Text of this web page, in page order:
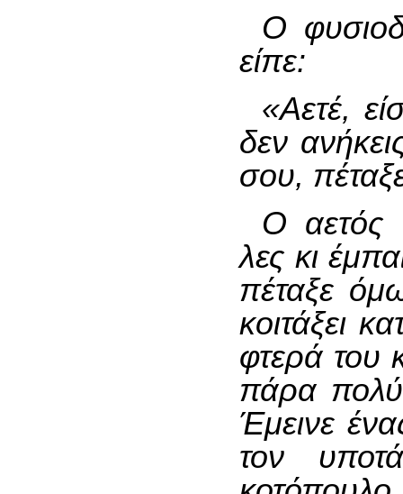
Ο
είπε:
«Αετέ,
δεν
σου,
Ο αετός
λες κι
πέταξε
κοιτάξει
φτερά του
πάρα
Έμεινε
τον